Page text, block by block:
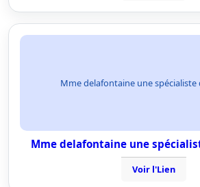
Mme delafontaine une spécialiste
Mme delafontaine une
Voir l'Lien